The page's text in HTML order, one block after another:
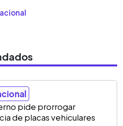
pide prorrogar
de placas vehiculares